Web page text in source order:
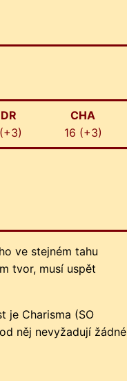
CHA
16 (+3)
ve stejném tahu
tvor, musí uspět
je Charisma (SO
něj nevyžadují žádné